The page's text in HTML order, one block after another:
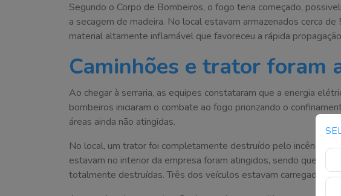
Segundo o Corpo de Bombeiros, o fogo teria começado,
a secagem de madeira. No local estavam armazenados cerca
material altamente inflamável que favoreceu a rápida
Caminhões e trator foram
Ao chegar à serraria, as equipes constataram que a energia
bombeiros iniciaram o combate ao fogo priorizando o
áreas ainda não atingidas.
No local, um trator foi completamente destruído pelo incêndio.
estavam no interior da empresa foram atingidos, sendo que as
totalmente destruídas. Três dos veículos estavam carregados